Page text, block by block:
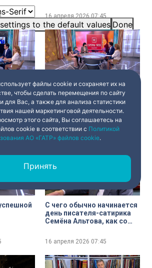
to the default values Done
16 апреля 2026 07:45
стали
Кино для детей и от детей
16 апреля 202607:45
С чего обычно начинается
день писателя-сатирика
Семёна Альтова, как со
деталь связала его с
16 апреля 2026 07:45
файлы cookie и сохраняет их на
чтобы сделать перемещения по сайту
для Вас, а также для анализа статистики
нашей маркетинговой деятельности.
этого сайта, Вы соглашаетесь на
cookie в соответствии с Политикой
АО «ГАТР» файлов cookie.
Принять